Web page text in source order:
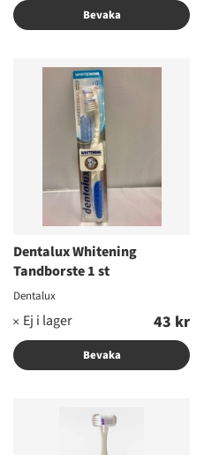
Bevaka
Dentalux Whitening
Tandborste 1 st
Dentalux
43 kr
Bevaka